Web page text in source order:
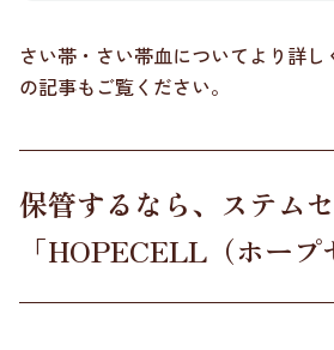
さい帯・さい帯血についてより詳し
の記事もご覧ください。
保管するなら、ステム
「HOPECELL（ホープ